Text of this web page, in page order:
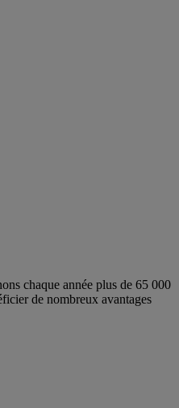
chaque année plus de 65 000
de nombreux avantages